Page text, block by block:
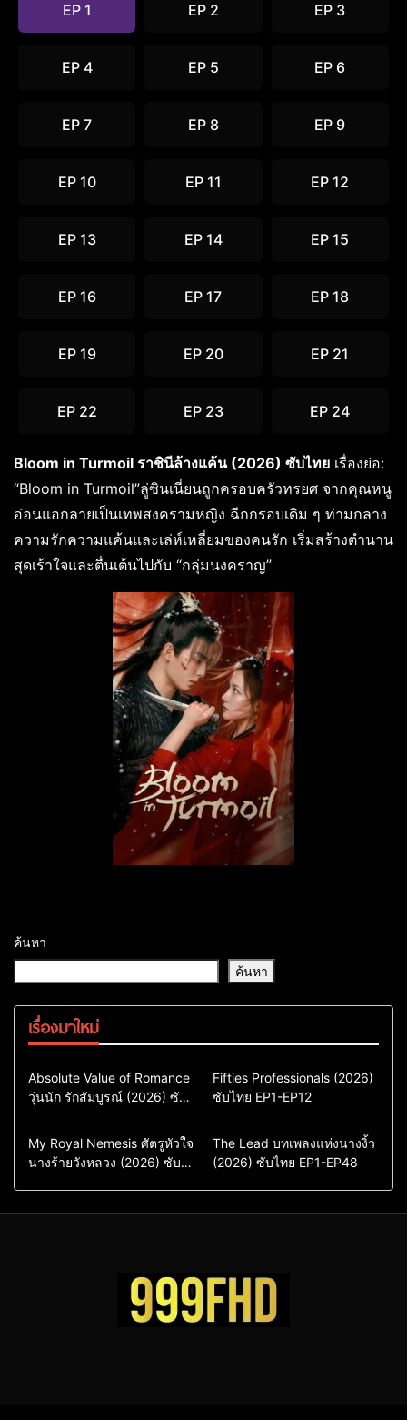
EP 1 EP 2 EP 3
EP 4 EP 5 EP 6
EP 7 EP 8 EP 9
EP 10 EP 11 EP 12
EP 13 EP 14 EP 15
EP 16 EP 17 EP 18
EP 19 EP 20 EP 21
EP 22 EP 23 EP 24
Bloom in Turmoil ราชินีล้างแค้น (2026) ซับไทย เรื่องย่อ:
“Bloom in Turmoil”ลู่ซินเนี่ยนถูกครอบครัวทรยศ จากคุณหนู
อ่อนแอกลายเป็นเทพสงครามหญิง ฉีกกรอบเดิม ๆ ท่ามกลาง
ความรักความแค้นและเล่ห์เหลี่ยมของคนรัก เริ่มสร้างตำนาน
สุดเร้าใจและตื่นเต้นไปกับ “กลุ่มนงคราญ”
ค้นหา
ค้นหา
เรื่องมาใหม่
Comedy
Drama
ซีรี่ย์เกาหลี
ซีรี่ย์เกาหลีพากย์ไทย
Absolute Value of Romance
วุ่นนัก รักสัมบูรณ์ (2026) ซับ
Action & Adventure
Comedy
Drama
ซีรี่ย์เกาหลีซับไทย
Fifties Professionals (2026)
ซับไทย EP1-EP12
Comedy
Drama
Sci-Fi & Fantasy
My Royal Nemesis ศัตรูหัวใจ
นางร้ายวังหลวง (2026) ซับ
Drama
ซีรี่ย์จีน
ซีรี่ย์จีนซับไทย
The Lead บทเพลงแห่งนางงิ้ว
(2026) ซับไทย EP1-EP48